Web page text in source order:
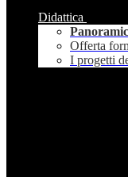
Didattica
Offerta
I progetti